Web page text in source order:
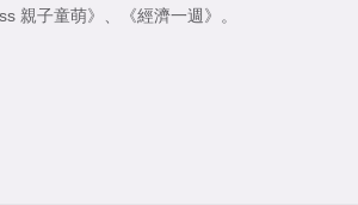
親子童萌》 《經濟一週》 。